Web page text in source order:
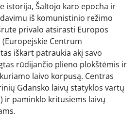
istorija, Šaltojo karo epocha ir
iš komunistinio režimo
privalo atsirasti Europos
Centrum
iškart patraukia akį savo
rūdijančio plieno plokštėmis ir
laivo korpusą. Centras
Gdansko laivų statyklos vartų
ir paminklo kritusiems laivų